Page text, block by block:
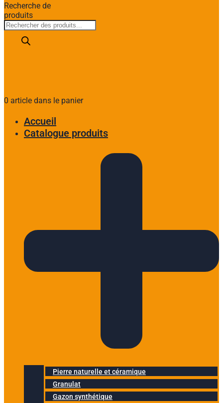
Recherche de
produits
0 article dans le panier
Accueil
Catalogue produits
Pierre naturelle et céramique
Granulat
Gazon synthétique